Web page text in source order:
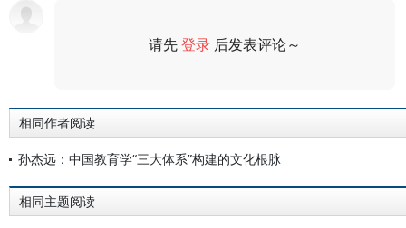
请先登录 后发表评论～
相同作者阅读
孙杰远：中国教育学“三大体系”构建的文化根脉
相同主题阅读